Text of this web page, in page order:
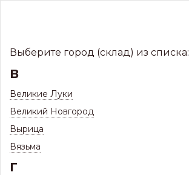
291-000
Выберите город (склад) из списка:
В
Великие Луки
Великий Новгород
Вырица
Вязьма
Г